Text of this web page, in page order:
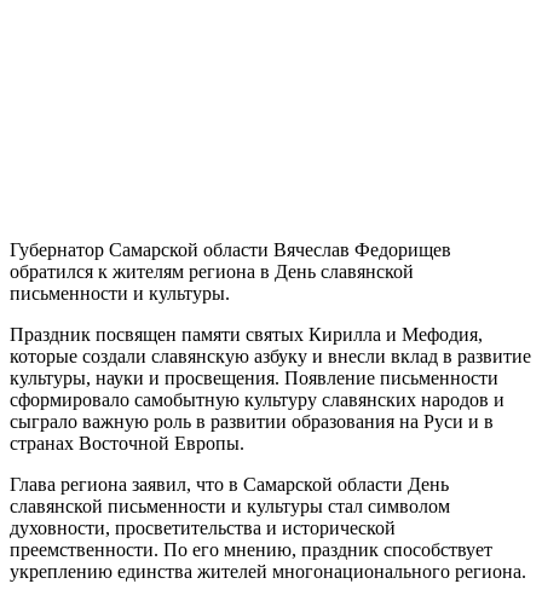
Губернатор Самарской области Вячеслав Федорищев
обратился к жителям региона в День славянской
письменности и культуры.
Праздник посвящен памяти святых Кирилла и Мефодия,
которые создали славянскую азбуку и внесли вклад в развитие
культуры, науки и просвещения. Появление письменности
сформировало самобытную культуру славянских народов и
сыграло важную роль в развитии образования на Руси и в
странах Восточной Европы.
Глава региона заявил, что в Самарской области День
славянской письменности и культуры стал символом
духовности, просветительства и исторической
преемственности. По его мнению, праздник способствует
укреплению единства жителей многонационального региона.